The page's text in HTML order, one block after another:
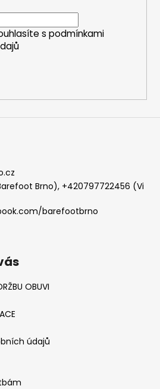
s podmínkami
Brno), +420797722456 (Vi
barefootbrno
OBUVI
údajů